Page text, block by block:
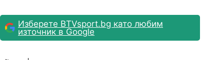
Изберете BTVsport.bg като любим
източник в Google